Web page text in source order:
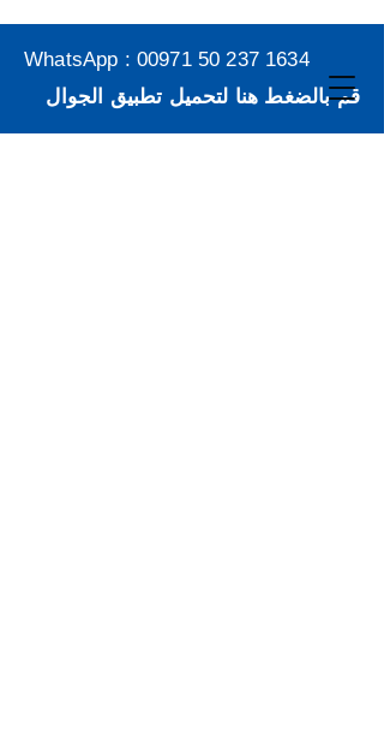
WhatsApp : 00971 50 237 1634
قم بالضغط هنا لتحميل تطبيق الجوال